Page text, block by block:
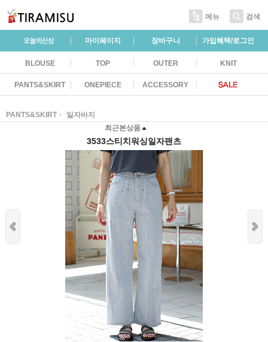
메뉴 검색
마이페이지 장바구니 가입혜택/로그인
BLOUSE TOP OUTER KNIT
PANTS&SKIRT ONEPIECE ACCESSORY
PANTS&SKIRT
일자바지
최근본상품
3533스티치워싱일자팬츠